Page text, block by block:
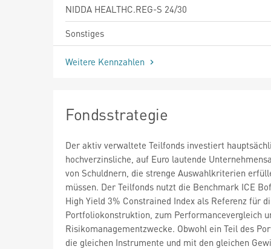
NIDDA HEALTHC.REG-S 24/30
Sonstiges
Weitere Kennzahlen
Fondsstrategie
Der aktiv verwaltete Teilfonds investiert
hochverzinsliche, auf Euro lautende
von Schuldnern, die strenge Auswahlkriterien
müssen. Der Teilfonds nutzt die Benchmark ICE
High Yield 3% Constrained Index als Referenz für
Portfoliokonstruktion, zum Performancevergleich
Risikomanagementzwecke. Obwohl ein Teil des
die gleichen Instrumente und mit den gleichen